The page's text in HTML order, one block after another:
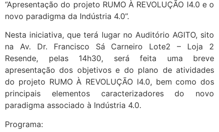
“Apresentação do projeto RUMO À REVOLUÇÃO I4.0 e o
novo paradigma da Indústria 4.0”.
Nesta iniciativa, que terá lugar no Auditório AGITO, sito
na Av. Dr. Francisco Sá Carneiro Lote2 – Loja 2
Resende, pelas 14h30, será feita uma breve
apresentação dos objetivos e do plano de atividades
do projeto RUMO À REVOLUÇÃO I4.0, bem como dos
principais elementos caracterizadores do novo
paradigma associado à Indústria 4.0.
Programa: